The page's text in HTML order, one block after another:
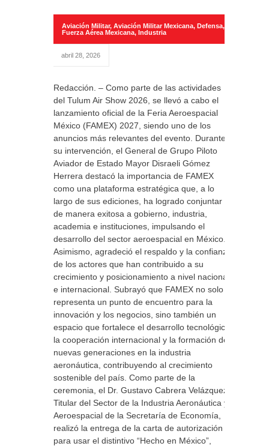
Aviación Militar, Aviación Militar Mexicana, Defensa,
Fuerza Aérea Mexicana, Industria
abril 28, 2026
Redacción. – Como parte de las actividades
del Tulum Air Show 2026, se llevó a cabo el
lanzamiento oficial de la Feria Aeroespacial
México (FAMEX) 2027, siendo uno de los
anuncios más relevantes del evento. Durante
su intervención, el General de Grupo Piloto
Aviador de Estado Mayor Disraeli Gómez
Herrera destacó la importancia de FAMEX
como una plataforma estratégica que, a lo
largo de sus ediciones, ha logrado conjuntar
de manera exitosa a gobierno, industria,
academia e instituciones, impulsando el
desarrollo del sector aeroespacial en México.
Asimismo, agradeció el respaldo y la confianza
de los actores que han contribuido a su
crecimiento y posicionamiento a nivel nacional
e internacional. Subrayó que FAMEX no solo
representa un punto de encuentro para la
innovación y los negocios, sino también un
espacio que fortalece el desarrollo tecnológico,
la cooperación internacional y la formación de
nuevas generaciones en la industria
aeronáutica, contribuyendo al crecimiento
sostenible del país. Como parte de la
ceremonia, el Dr. Gustavo Cabrera Velázquez,
Titular del Sector de la Industria Aeronáutica y
Aeroespacial de la Secretaría de Economía,
realizó la entrega de la carta de autorización
para usar el distintivo “Hecho en México”,